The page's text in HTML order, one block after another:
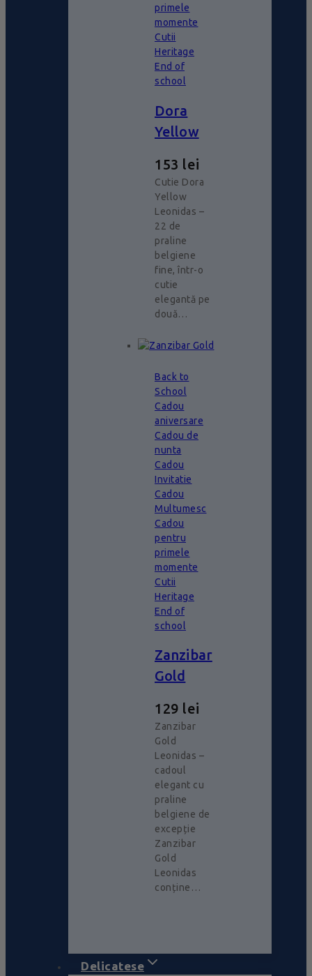
primele
momente
Cutii
Heritage
End of
school
Dora
Yellow
153 lei
Cutie Dora
Yellow
Leonidas –
22 de
praline
belgiene
fine, într-o
cutie
elegantă pe
două…
Back to
School
Cadou
aniversare
Cadou de
nunta
Cadou
Invitatie
Cadou
Multumesc
Cadou
pentru
primele
momente
Cutii
Heritage
End of
school
Zanzibar
Gold
129 lei
Zanzibar
Gold
Leonidas –
cadoul
elegant cu
praline
belgiene de
excepție
Zanzibar
Gold
Leonidas
conține…
Delicatese